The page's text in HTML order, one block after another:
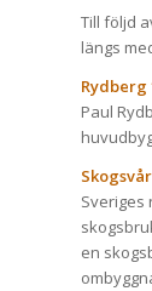
Till följd
längs
Rydberg
Paul
Sveriges
en